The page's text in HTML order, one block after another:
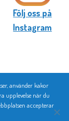
Följ oss på
Instagram
använder kakor
upplevelse när du
accepterar